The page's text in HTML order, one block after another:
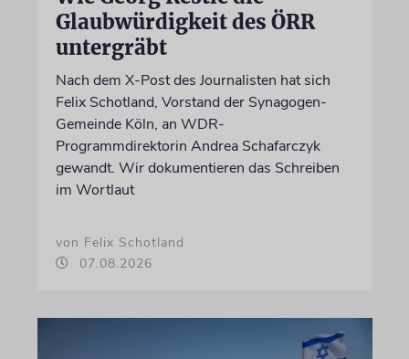
Glaubwürdigkeit des ÖRR
untergräbt
Nach dem X-Post des Journalisten hat sich
Felix Schotland, Vorstand der Synagogen-
Gemeinde Köln, an WDR-
Programmdirektorin Andrea Schafarczyk
gewandt. Wir dokumentieren das Schreiben
im Wortlaut
von Felix Schotland
07.08.2026